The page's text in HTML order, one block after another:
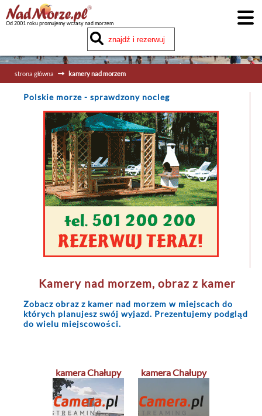
Od 2001 roku promujemy wczasy nad morzem
strona główna kamery nad morzem
Polskie morze - sprawdzony nocleg
Kamery nad morzem, obraz z kamer
Zobacz obraz z kamer nad morzem w miejscach do
których planujesz swój wyjazd. Prezentujemy podgląd
do wielu miejscowości.
kamera Chałupy kamera Chałupy